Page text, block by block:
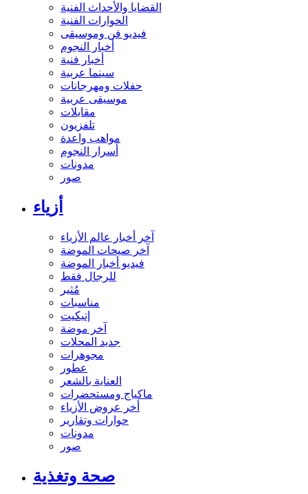
القضايا والأحداث الفنية
الحوارات الفنية
فيديو فن وموسيقى
أخبار النجوم
أخبار فنية
سينما عربية
حفلات ومهرجانات
موسيقى عربية
مقابلات
تلفزيون
مواهب واعدة
أسرار النجوم
مدونات
صور
أزياء
آخر أخبار عالم الأزياء
آخر صيحات الموضة
فيديو أخبار الموضة
للرجال فقط
مُثير
مناسبات
إتيكيت
آخر موضة
جديد المحلات
مجوهرات
عطور
العناية بالشعر
ماكياج ومستحضرات
أخر عروض الأزياء
حوارات وتقارير
مدونات
صور
صحة وتغذية